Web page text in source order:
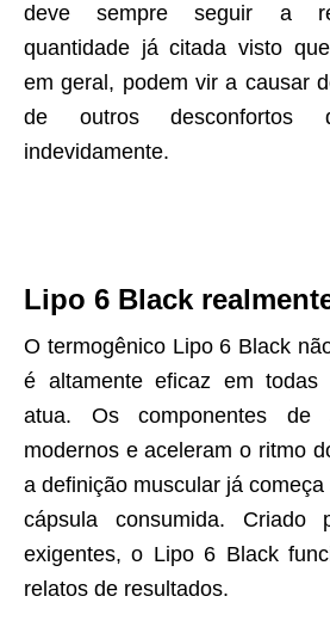
deve sempre seguir a
quantidade já citada visto
em geral, podem vir a causar
de outros desconfortos
indevidamente.
Lipo 6 Black
O termogênico Lipo 6 Black
é altamente eficaz em
atua. Os componentes de
modernos e aceleram o ritmo
a definição muscular já
cápsula consumida. Criado
exigentes, o Lipo 6 Black
relatos de resultados.